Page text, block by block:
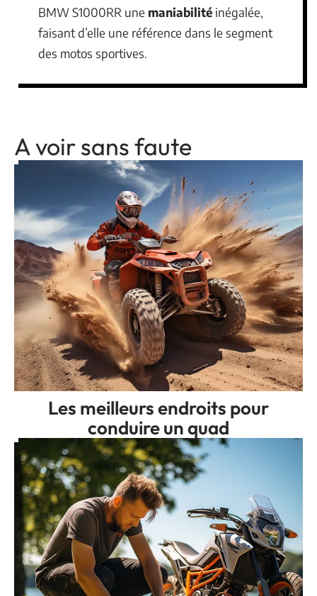
BMW S1000RR une maniabilité inégalée,
faisant d’elle une référence dans le segment
des motos sportives.
A voir sans faute
Les meilleurs endroits pour
conduire un quad